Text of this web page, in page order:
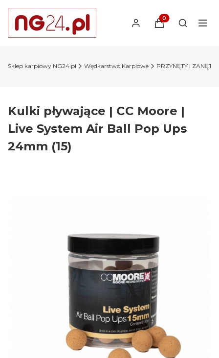
Produkty w
Otwórz
Sklep karpiowy NG24.pl Wędkarstwo Karpiowe PRZYNĘTY I ZANĘTY
Kulki pływające | CC Moore |
Live System Air Ball Pop Ups
24mm (15)